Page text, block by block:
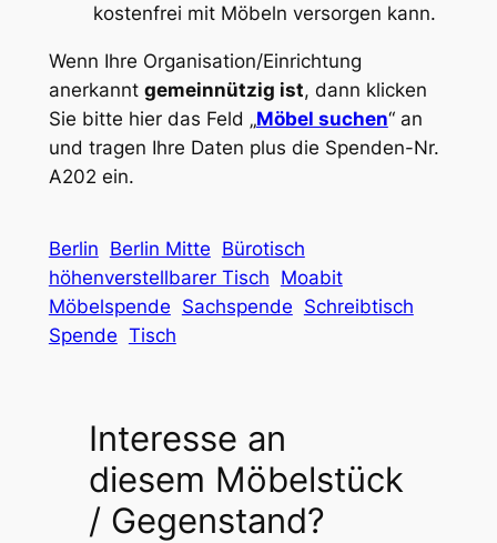
kostenfrei mit Möbeln versorgen kann.
Wenn Ihre Organisation/Einrichtung
anerkannt gemeinnützig ist, dann klicken
Sie bitte hier das Feld „Möbel suchen“ an
und tragen Ihre Daten plus die Spenden-Nr.
A202 ein.
Berlin Berlin Mitte Bürotisch
höhenverstellbarer Tisch Moabit
Möbelspende Sachspende Schreibtisch
Spende Tisch
Interesse an
diesem Möbelstück
/ Gegenstand?